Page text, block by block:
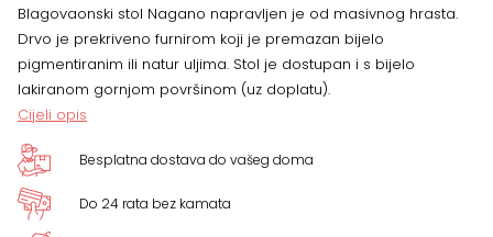
x
75.5
cm,
više
Blagovaonski stol Nagano napravljen je od masivnog hrasta.
Drvo je prekriveno furnirom koji je premazan bijelo
pigmentiranim ili natur uljima. Stol je dostupan i s bijelo
lakiranom gornjom površinom (uz doplatu).
Cijeli opis
Besplatna dostava do vašeg doma
Do 24 rata bez kamata